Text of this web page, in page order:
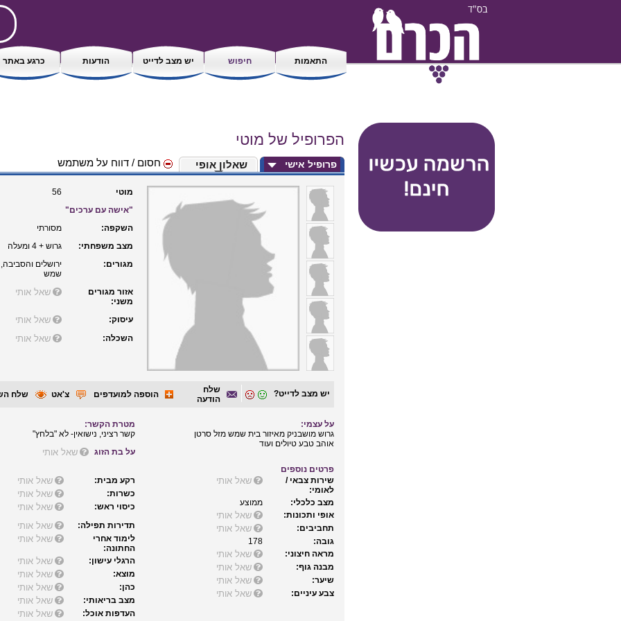
בס"ד
התאמות חיפוש יש מצב לדייט הודעות כרגע באתר
הפרופיל של מוטי
פרופיל אישי שאלון אופי חסום / דווח על משתמש
מוטי
56
"אישה עם ערכים"
השקפה:
מסורתי
מצב משפחתי:
גרוש + 4 ומעלה
מגורים:
ירושלים
שמש
אזור מגורים
משני:
שאל אותי
עיסוק: שאל אותי
השכלה: שאל אותי
יש מצב לדייט?
שלח
הודעה
הוספה למועדפים צ'אט שלח
על עצמי:
גרוש מושבניק מאיזור בית שמש מזל סרטן
אוהב טבע טיולים ועוד
מטרת הקשר:
קשר רציני, נישואין- לא "בלחץ"
על בת הזוג
שאל אותי
פרטים נוספים
שירות צבאי /
לאומי:
שאל אותי
מצב כלכלי:
ממוצע
אופי ותכונות:
שאל אותי
תחביבים: שאל אותי
גובה:
178
מראה חיצוני:
שאל אותי
מבנה גוף: שאל אותי
שיער: שאל אותי
צבע עיניים: שאל אותי
רקע מבית: שאל אותי
כשרות: שאל אותי
כיסוי ראש: שאל אותי
תדירות תפילה: שאל אותי
לימוד אחרי
החתונה:
שאל אותי
הרגלי עישון: שאל אותי
מוצא: שאל אותי
כהן: שאל אותי
מצב בריאותי: שאל אותי
העדפות אוכל: שאל אותי